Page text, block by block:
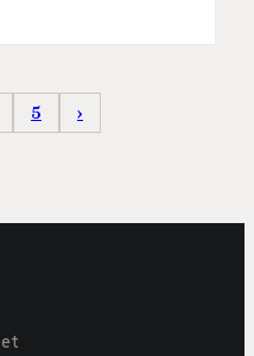
5 ›